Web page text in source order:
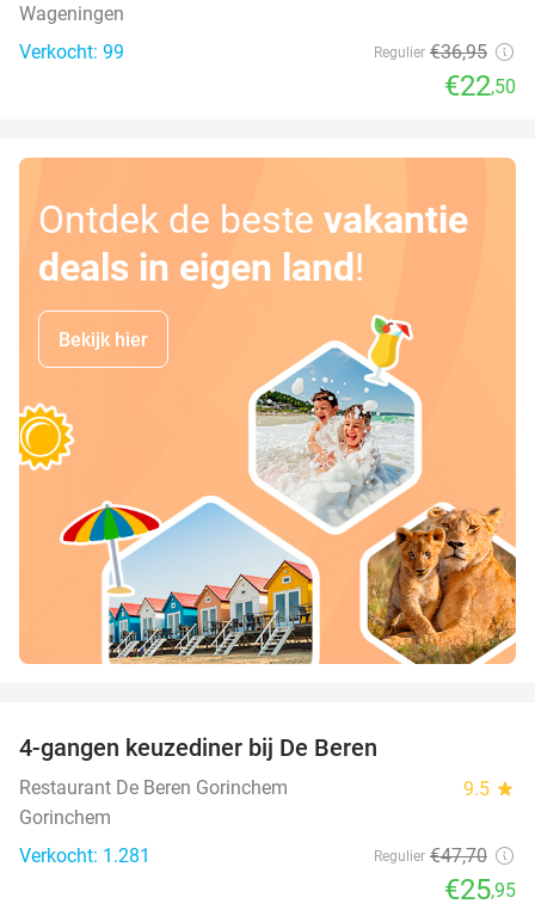
Wageningen
Verkocht: 99
Regulier €36,95
€22,50
Ontdek de beste vakantie
deals in eigen land!
Bekijk hier
4-gangen keuzediner bij De Beren
Restaurant De Beren Gorinchem 9.5 star
Gorinchem
Verkocht: 1.281
Regulier €47,70
€25,95